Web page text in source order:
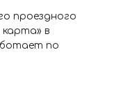
проездного
в
по